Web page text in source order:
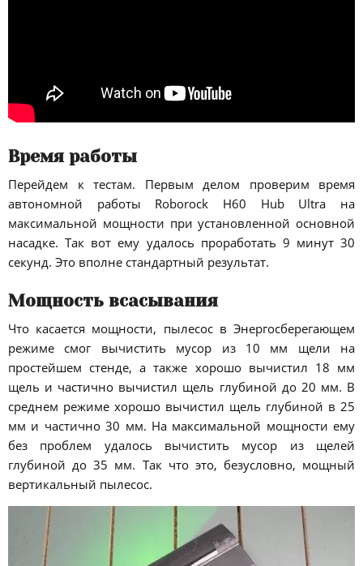
Время работы
Перейдем к тестам. Первым делом проверим время
автономной работы Roborock H60 Hub Ultra на
максимальной мощности при установленной основной
насадке. Так вот ему удалось проработать 9 минут 30
секунд. Это вполне стандартный результат.
Мощность всасывания
Что касается мощности, пылесос в Энергосберегающем
режиме смог вычистить мусор из 10 мм щели на
простейшем стенде, а также хорошо вычистил 18 мм
щель и частично вычистил щель глубиной до 20 мм. В
среднем режиме хорошо вычистил щель глубиной в 25
мм и частично 30 мм. На максимальной мощности ему
без проблем удалось вычистить мусор из щелей
глубиной до 35 мм. Так что это, безусловно, мощный
вертикальный пылесос.